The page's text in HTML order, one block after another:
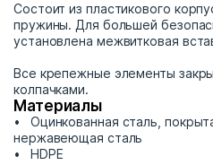
Состоит из пластикового
пружины. Для большей
установлена межвитковая
Все крепежные элементы
колпачками.
Материалы
Оцинкованная сталь,
нержавеющая сталь
HDPE